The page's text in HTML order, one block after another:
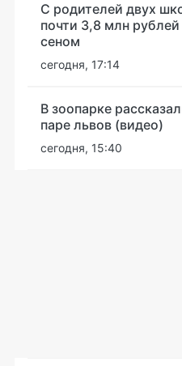
С родителей двух
почти 3,8 млн
сеном
сегодня, 17:14
В зоопарке
паре львов (видео)
сегодня, 15:40